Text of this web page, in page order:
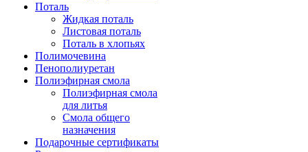
Поталь
Жидкая поталь
Листовая поталь
Поталь в хлопьях
Полимочевина
Пенополиуретан
Полиэфирная смола
Полиэфирная смола
для литья
Смола общего
назначения
Подарочные сертификаты